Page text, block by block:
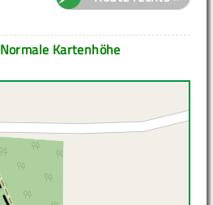
Normale Kartenhöhe